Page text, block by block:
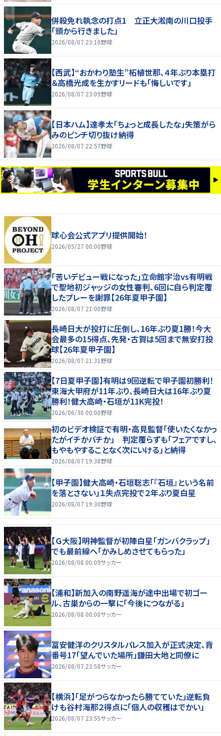
併殺免れ執念の打点1 立正大淞南の川口投手
「頭から行きました」
2026/08/07 23:10野球
【西武】“おかわり塾生”柘植世那、４年ぶり本塁打
＆高橋光成を生かすリードも「悔しいです」
2026/08/07 23:09野球
【日本ハム】達孝太「ちょっと成長したな」失策がら
みのピンチ切り抜け納得
2026/08/07 22:57野球
球心会公式アプリ提供開始！
2026/05/27 00:00野球
｢苦いデビュー戦になった｣立命館宇治vs有明戦
で聖地初ジャッジの女性審判、6回に自ら判定覆
したプレーを謝罪【26年夏甲子園】
2026/08/07 21:00野球
長崎日大が投打に圧倒し、16年ぶり夏1勝！今大
会最多の15得点、先発・古賀は5回まで無安打投
球【26年夏甲子園】
2026/08/07 21:31 野球
【7日夏甲子園】有明は9回逆転で甲子園初勝利！
東海大甲府が11年ぶり、長崎日大は16年ぶり夏
勝利！健大高崎・石垣が11K完投！
2026/06/30 00:00野球
初のビデオ検証で有明・高見監督「使いたくなかっ
たがイチかバチか」 判定覆らずも「フェアですし、
もやもやすることなく次にいける」と納得
2026/08/07 19:38野球
【甲子園】健大高崎・石垣聡志「『石垣』という名前
を落とさない」１失点完投で２年ぶり夏白星
2026/08/07 19:30野球
【Ｇ大阪】明神監督が初陣白星「ガンバクラップ」
でも最前線へ「かみしめさせてもらった」
2026/08/08 00:09サッカー
【浦和】新加入の南野遥海が途中出場で初ゴー
ル、古巣からの一撃に「今後につながる」
2026/08/08 00:00サッカー
冨安健洋のクリスタルパレス加入が正式決定、背
番号17「望んでいた場所」鎌田大地と同僚に
2026/08/07 23:58サッカー
【横浜】「足がつらなかったら勝てていた」逆転負
けも谷村海那２得点に「個人の収穫はでかい」
2026/08/07 23:55サッカー